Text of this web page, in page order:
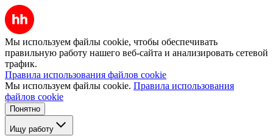
Мы используем файлы cookie, чтобы обеспечивать
правильную работу нашего веб-сайта и анализировать сетевой
трафик.
Правила использования файлов cookie
Мы используем файлы cookie. Правила использования
файлов cookie
Понятно
Ищу работу